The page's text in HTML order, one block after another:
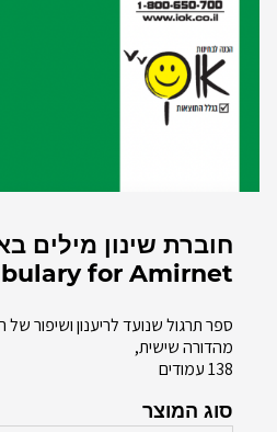
for Amirnet
ספר תרגול שנועד לריענון ושיפור
מהדורה שישית,
138 עמודים
סוג המוצר